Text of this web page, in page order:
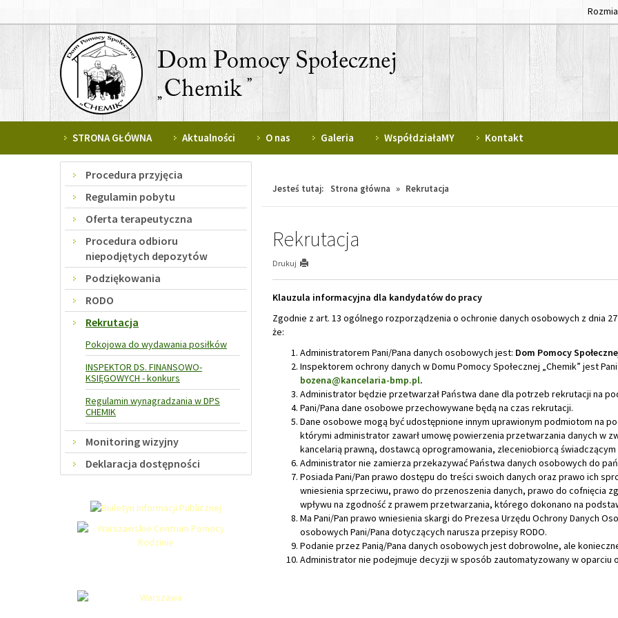
wyszukiwarki
STRONA GŁÓWNA Aktualności O nas Galeria WspółdziałaMY Kontakt
MenuProcedura przyjęcia
Regulamin pobytu
Oferta terapeutyczna
Procedura odbioru
niepodjętych depozytów
Podziękowania
RODO
Rekrutacja
Pokojowa do wydawania posiłków
INSPEKTOR DS. FINANSOWO-
KSIĘGOWYCH - konkurs
Regulamin wynagradzania w DPS
CHEMIK
Monitoring wizyjny
Deklaracja dostępności
Jesteś tutaj: Strona główna » Rekrutacja
Rekrutacja
Drukuj
Klauzula informacyjna dla kandydatów do pracy
Zgodnie z art. 13 ogólnego rozporządzenia o ochronie danych osobowych z dnia 27
że:
Administratorem Pani/Pana danych osobowych jest: Dom Pomocy
Inspektorem ochrony danych w Domu Pomocy Społecznej „Chemik” jest
bozena@kancelaria-bmp.pl.
Administrator będzie przetwarzał Państwa dane dla potrzeb rekrutacji na
Pani/Pana dane osobowe przechowywane będą na czas rekrutacji.
Dane osobowe mogą być udostępnione innym uprawionym podmiotom na
którymi administrator zawarł umowę powierzenia przetwarzania danych w
kancelarią prawną, dostawcą oprogramowania, zleceniobiorcą
Administrator nie zamierza przekazywać Państwa danych osobowych do
Posiada Pani/Pan prawo dostępu do treści swoich danych oraz prawo ich
wniesienia sprzeciwu, prawo do przenoszenia danych, prawo do cofnięcia
wpływu na zgodność z prawem przetwarzania, którego dokonano na
Ma Pani/Pan prawo wniesienia skargi do Prezesa Urzędu Ochrony Danych
osobowych Pani/Pana dotyczących narusza przepisy RODO.
Podanie przez Panią/Pana danych osobowych jest dobrowolne, ale
Administrator nie podejmuje decyzji w sposób zautomatyzowany w oparciu